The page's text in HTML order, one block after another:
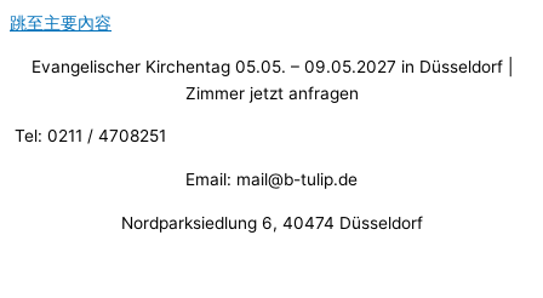
跳至主要內容
Evangelischer Kirchentag 05.05. – 09.05.2027 in Düsseldorf |
Zimmer jetzt anfragen
Tel: 0211 / 4708251
Email: mail@b-tulip.de
Nordparksiedlung 6, 40474 Düsseldorf